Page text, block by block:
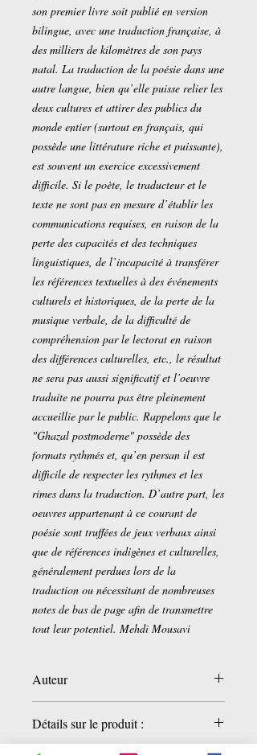
son premier livre soit publié en version
bilingue, avec une traduction française, à
des milliers de kilomètres de son pays
natal. La traduction de la poésie dans une
autre langue, bien qu’elle puisse relier les
deux cultures et attirer des publics du
monde entier (surtout en français, qui
possède une littérature riche et puissante),
est souvent un exercice excessivement
difficile. Si le poète, le traducteur et le
texte ne sont pas en mesure d’établir les
communications requises, en raison de la
perte des capacités et des techniques
linguistiques, de l’incapacité à transférer
les références textuelles à des événements
culturels et historiques, de la perte de la
musique verbale, de la difficulté de
compréhension par le lectorat en raison
des différences culturelles, etc., le résultat
ne sera pas aussi significatif et l’oeuvre
traduite ne pourra pas être pleinement
accueillie par le public. Rappelons que le
"Ghazal postmoderne" possède des
formats rythmés et, qu’en persan il est
difficile de respecter les rythmes et les
rimes dans la traduction. D’autre part, les
oeuvres appartenant à ce courant de
poésie sont truffées de jeux verbaux ainsi
que de références indigènes et culturelles,
généralement perdues lors de la
traduction ou nécessitant de nombreuses
notes de bas de page afin de transmettre
tout leur potentiel. Mehdi Mousavi
Auteur
Nazanin Bamm(Photographies)
Ataï behi Djanati(Traduction)
Détails sur le produit :